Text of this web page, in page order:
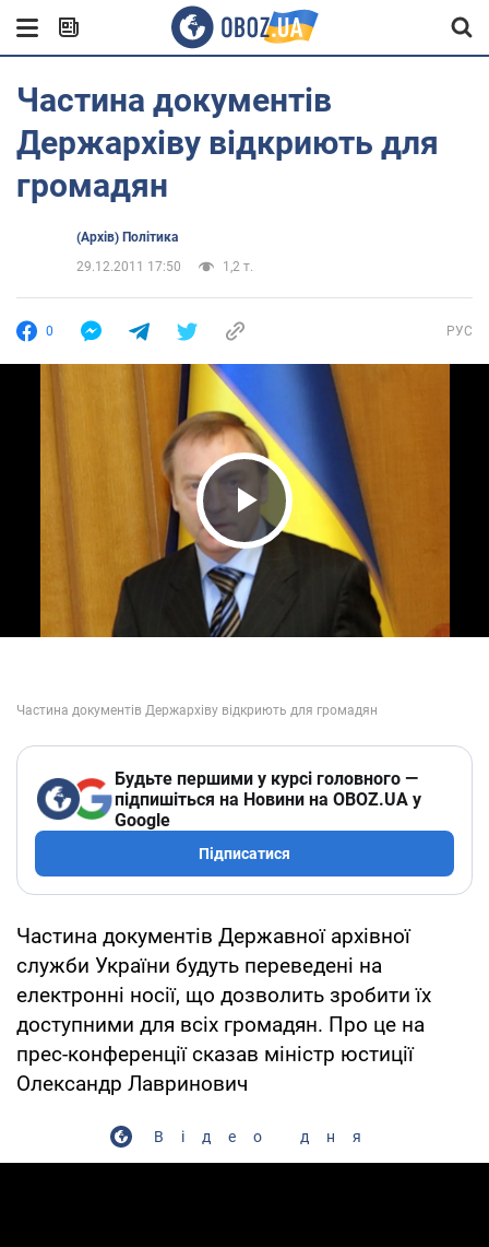
Частина документів
Держархіву відкриють для
громадян
(Архів) Політика
29.12.2011 17:50
1,2 т.
0 РУС
Play Video
Будьте першими у курсі головного —
підпишіться на Новини на OBOZ.UA у
Google
Підписатися
Частина документів Державної архівної
служби України будуть переведені на
електронні носії, що дозволить зробити їх
доступними для всіх громадян. Про це на
прес-конференції сказав міністр юстиції
Олександр Лавринович
Відео дня